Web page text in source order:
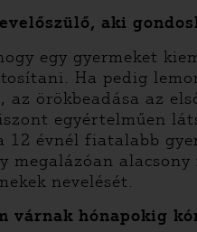
aki
egy gyermeket
Ha pedig
az örökbeadása az
egyértelműen
12 évnél fiatalabb
megalázóan
nevelését.
várnak hónapokig